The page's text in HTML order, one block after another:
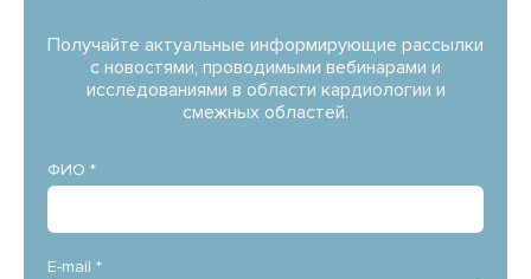
Получайте актуальные информирующие рассылки
с новостями, проводимыми вебинарами и
исследованиями в области кардиологии и
смежных областей.
ФИО *
E-mail *